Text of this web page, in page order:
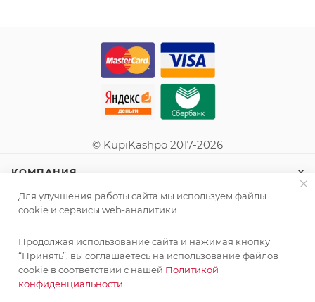
© KupiKashpo 2017-2026
КОМПАНИЯ
ИНФОРМАЦИЯ
ПОМОЩЬ
Для улучшения работы сайта мы используем файлы
cookie и сервисы web-аналитики.
Продолжая использование сайта и нажимая кнопку
“Принять”, вы соглашаетесь на использование файлов
cookie в соответствии с нашей Политикой
конфиденциальности.